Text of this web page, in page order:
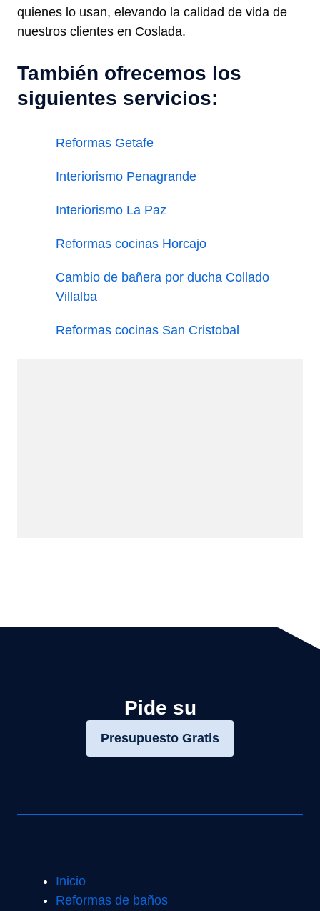
quienes lo usan, elevando la calidad de vida de
nuestros clientes en Coslada.
También ofrecemos los
siguientes servicios:
Reformas Getafe
Interiorismo Penagrande
Interiorismo La Paz
Reformas cocinas Horcajo
Cambio de bañera por ducha Collado
Villalba
Reformas cocinas San Cristobal
Pide su
Presupuesto Gratis
Inicio
Reformas de baños